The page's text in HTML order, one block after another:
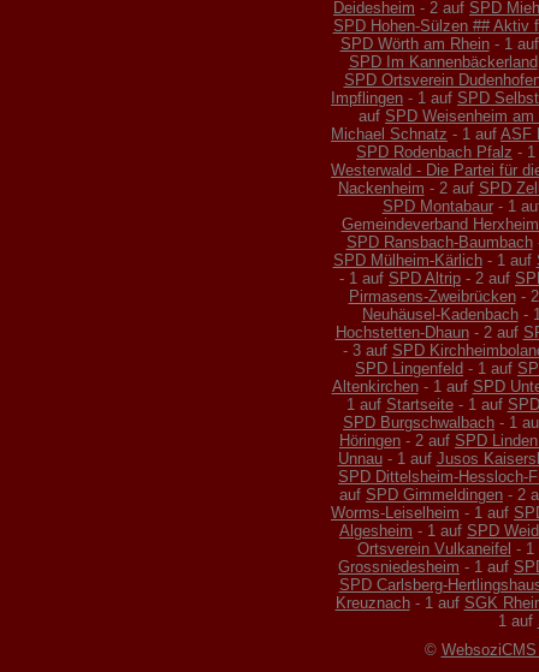
Deidesheim - 2 auf SPD
SPD Hohen-Sülzen ## Aktiv
SPD Wörth am Rhein- 1
SPD Im Kannenbäckerland
SPD Ortsverein
Impflingen - 1 auf SPD
auf SPD Weisenheim am
Michael Schnatz - 1 auf ASF
SPD Rodenbach Pfalz -
Westerwald - Die Partei für
Nackenheim - 2 auf SPD
SPD Montabaur- 1
Gemeindeverband
SPD Ransbach-Baumbach
SPD Mülheim-Kärlich- 1 auf
- 1 auf SPD Altrip - 2 auf
Pirmasens-Zweibrücken-
Neuhäusel-Kadenbach-
Hochstetten-Dhaun- 2 auf
- 3 auf SPD
SPD Lingenfeld - 1 auf
Altenkirchen- 1 auf SPD
1 auf Startseite- 1 auf
SPD Burgschwalbach - 1
Höringen - 2 auf SPD
Unnau- 1 auf Jusos
SPD Dittelsheim-Hessloch-
auf SPD Gimmeldingen - 2
Worms-Leiselheim - 1 auf
Algesheim - 1 auf SPD
Ortsverein Vulkaneifel - 1
Grossniedesheim - 1 auf
SPD Carlsberg-
Kreuznach- 1 auf SGK
1 auf
©